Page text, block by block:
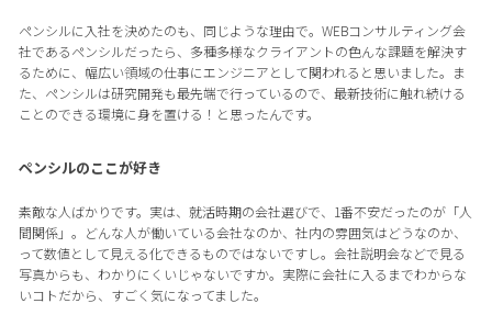
ペンシルに入社を決めたのも、同じような理由で。WEBコンサルティング会
社であるペンシルだったら、多種多様なクライアントの色んな課題を解決す
るために、幅広い領域の仕事にエンジニアとして関われると思いました。ま
た、ペンシルは研究開発も最先端で行っているので、最新技術に触れ続ける
ことのできる環境に身を置ける！と思ったんです。
ペンシルのここが好き
素敵な人ばかりです。実は、就活時期の会社選びで、1番不安だったのが「人
間関係」。どんな人が働いている会社なのか、社内の雰囲気はどうなのか、
って数値として見える化できるものではないですし。会社説明会などで見る
写真からも、わかりにくいじゃないですか。実際に会社に入るまでわからな
いコトだから、すごく気になってました。